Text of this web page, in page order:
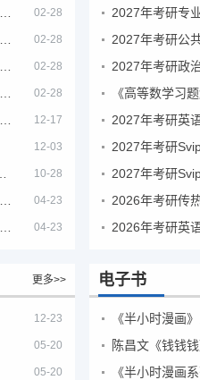
02-28
02-28
02-28
02-28
12-17
12-03
10-28
04-23
04-23
2027年考研专
2027年考研公
2027年考研英
2027年考研
2027年考研
2026年考研传
2026年考研英
更多>>
12-23
05-20
05-20
电子书
《半小时漫画
《半小时漫画